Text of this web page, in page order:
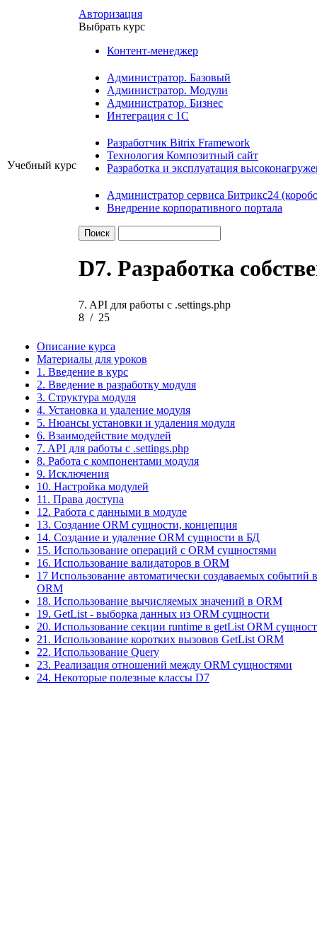
Учебный курс
Авторизация
Выбрать курс
Контент-менеджер
Администратор. Базовый
Администратор. Модули
Администратор. Бизнес
Интеграция с 1С
Разработчик Bitrix Framework
Технология Композитный сайт
Разработка и эксплуатация
Администратор сервиса Битрикс24
Внедрение корпоративного портала
D7. Разработка
7. API для работы с .settings.php
8 / 25
Описание курса
Материалы для уроков
1. Введение в курс
2. Введение в разработку модуля
3. Структура модуля
4. Установка и удаление модуля
5. Нюансы установки и удаления модуля
6. Взаимодействие модулей
7. API для работы с .settings.php
8. Работа с компонентами модуля
9. Исключения
10. Настройка модулей
11. Права доступа
12. Работа с данными в модуле
13. Создание ORM сущности, концепция
14. Создание и удаление ORM сущности в БД
15. Использование операций с ORM сущностями
16. Использование валидаторов в ORM
17 Использование автоматически создаваемых событий в
ORM
18. Использование вычисляемых значений в ORM
19. GetList - выборка данных из ORM сущности
20. Использование секции runtime в getList ORM
21. Использование коротких вызовов GetList ORM
22. Использование Query
23. Реализация отношений между ORM сущностями
24. Некоторые полезные классы D7